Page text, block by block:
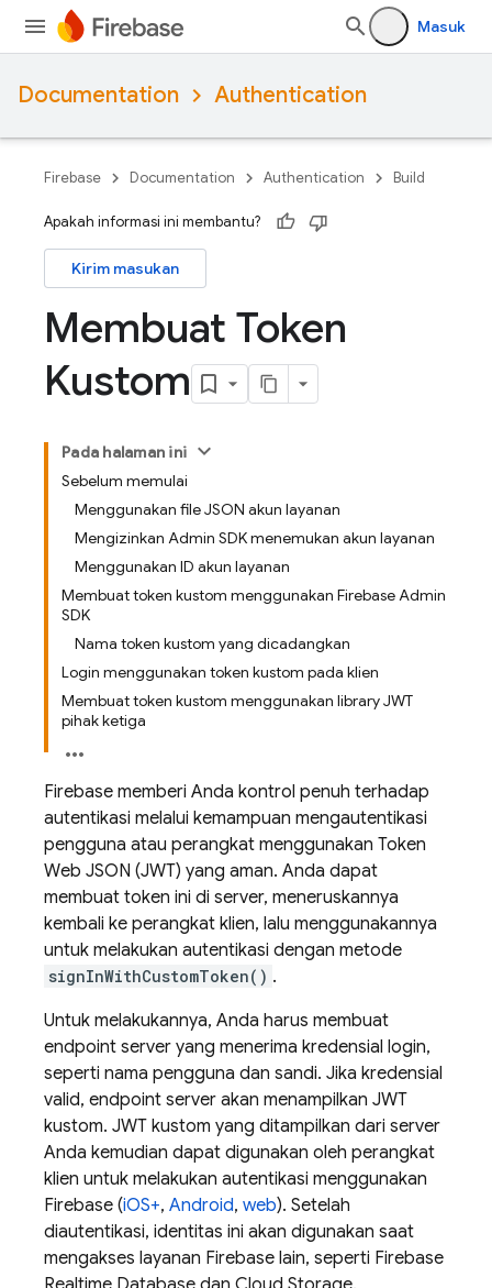
Masuk
Documentation Authentication
Firebase Documentation Authentication Build
Apakah informasi ini membantu?
Kirim masukan
Membuat Token
Kustom
Pada halaman ini
Sebelum memulai
Menggunakan file JSON akun layanan
Mengizinkan Admin SDK menemukan akun layanan
Menggunakan ID akun layanan
Membuat token kustom menggunakan Firebase Admin
SDK
Nama token kustom yang dicadangkan
Login menggunakan token kustom pada klien
Membuat token kustom menggunakan library JWT
pihak ketiga
Firebase memberi Anda kontrol penuh terhadap
autentikasi melalui kemampuan mengautentikasi
pengguna atau perangkat menggunakan Token
Web JSON (JWT) yang aman. Anda dapat
membuat token ini di server, meneruskannya
kembali ke perangkat klien, lalu menggunakannya
untuk melakukan autentikasi dengan metode
signInWithCustomToken() .
Untuk melakukannya, Anda harus membuat
endpoint server yang menerima kredensial login,
seperti nama pengguna dan sandi. Jika kredensial
valid, endpoint server akan menampilkan JWT
kustom. JWT kustom yang ditampilkan dari server
Anda kemudian dapat digunakan oleh perangkat
klien untuk melakukan autentikasi menggunakan
Firebase (iOS+, Android, web). Setelah
diautentikasi, identitas ini akan digunakan saat
mengakses layanan Firebase lain, seperti Firebase